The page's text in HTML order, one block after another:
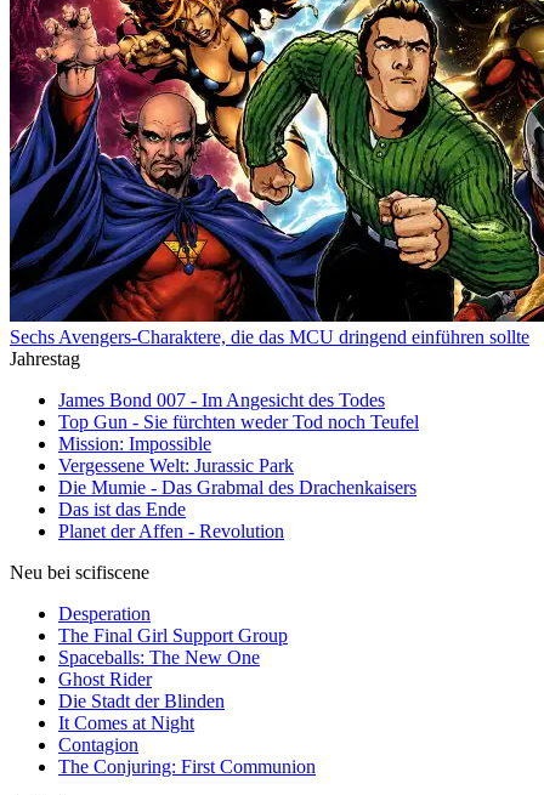
Sechs Avengers-Charaktere, die das MCU dringend einführen sollte
Jahrestag
James Bond 007 - Im Angesicht des Todes
Top Gun - Sie fürchten weder Tod noch Teufel
Mission: Impossible
Vergessene Welt: Jurassic Park
Die Mumie - Das Grabmal des Drachenkaisers
Das ist das Ende
Planet der Affen - Revolution
Neu bei scifiscene
Desperation
The Final Girl Support Group
Spaceballs: The New One
Ghost Rider
Die Stadt der Blinden
It Comes at Night
Contagion
The Conjuring: First Communion